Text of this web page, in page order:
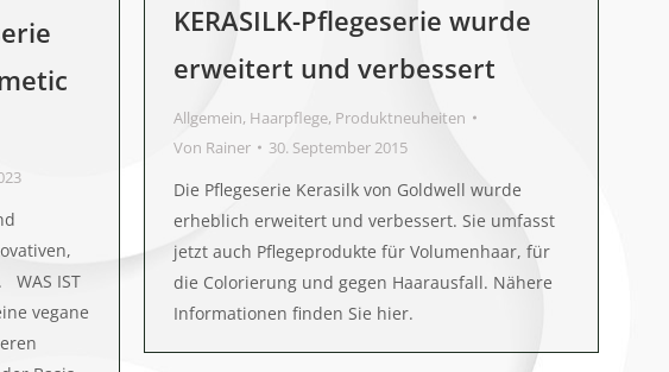
WAS IST
vegane
KERASILK-Pflegeserie wurde
erweitert und verbessert
Allgemein, Haarpflege, Produktneuheiten
Von Rainer 30. September 2015
Die Pflegeserie Kerasilk von Goldwell wurde
erheblich erweitert und verbessert. Sie umfasst
jetzt auch Pflegeprodukte für Volumenhaar, für
die Colorierung und gegen Haarausfall. Nähere
Informationen finden Sie hier.